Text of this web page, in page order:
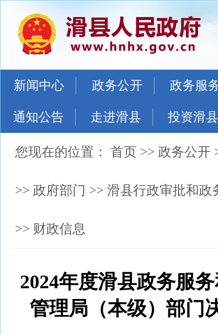
新闻中心 政务公开 政务服
通知公告 走进滑县 投资滑县
您现在的位置： 首页 >> 政务公开
>> 政府部门 >> 滑县行政审批和政
>> 财政信息
2024年度滑县政务服
管理局（本级）部门